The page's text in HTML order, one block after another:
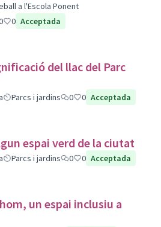
a l'Escola Ponent
0 Acceptada
del llac del Parc
Parcs i jardins 0 0 Acceptada
espai verd de la ciutat
Parcs i jardins 0 0 Acceptada
un espai inclusiu a